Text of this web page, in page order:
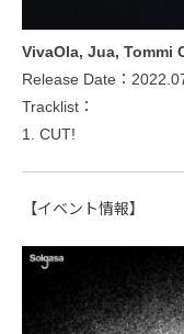
VivaOla, Jua, Tommi
Release Date：
Tracklist：
1. CUT!
【イベント情報】